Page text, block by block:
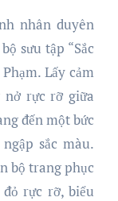
nhân duyên
sưu tập “Sắc
Lấy cảm
nở rực rỡ giữa
đến một bức
sắc màu.
bộ trang phục
rực rỡ, biểu